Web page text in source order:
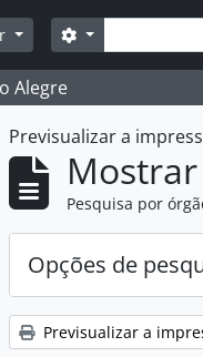
Pesquisar
Opções de busca
Alegre
Previsualizar a
Pesquisa por
Opções de
Previsualizar a